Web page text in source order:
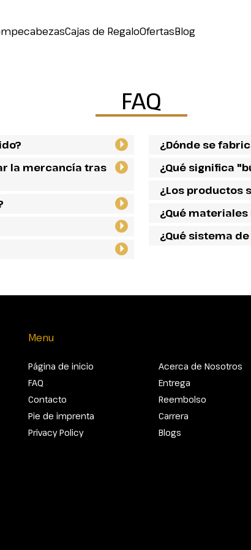
Cajas de RegaloOfertasBlog
FAQ
la mercancía tras
¿Dónde se
¿Qué significa
¿Los productos
¿Qué
¿Qué sistema
Menu
Página de inicio
FAQ
Contacto
Pie de imprenta
Privacy Policy
Acerca de Nosotros
Entrega
Reembolso
Carrera
Blogs